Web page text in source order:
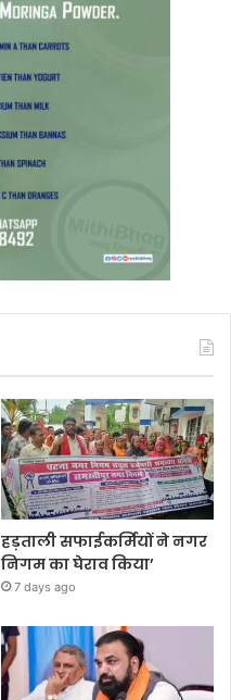
हड़ताली सफाईकर्मियों ने नगर
निगम का घेराव किया’
7 days ago